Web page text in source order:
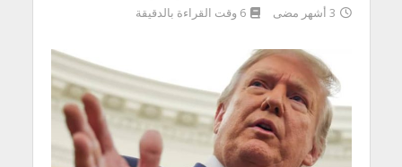
3 أشهر مضى 6 وقت القراءة بالدقيقة